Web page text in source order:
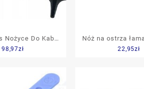
Nożyce Do Kabli
(144050101)
98,97zł
Nóż na ostrza
metalowy lekki
22,95zł